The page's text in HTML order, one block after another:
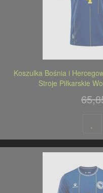
Koszulka Bośnia i
Stroje Piłkarskie